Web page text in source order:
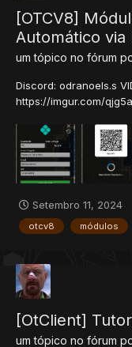
[OTCV8]
Automático via
um tópico no fórum
Discord: odranoels.s
https://imgur.com/
Setembro 11, 2024
otcv8 módulos
[OtClient]
um tópico no fórum